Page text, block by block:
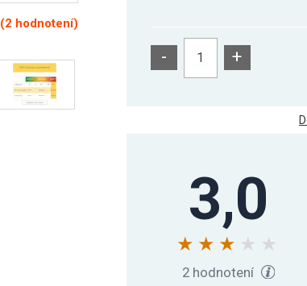
(2 hodnotení)
Gorilla Sports
- +
3,0
2 hodnotení